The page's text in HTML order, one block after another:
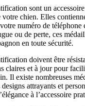
sont un
votre chien. Elles
numéro de téléphone
ou de perte, ces
en toute sécurité.
doivent être
claires et à jour pour
Il existe nombreuses
attrayants et
à l’accessoire